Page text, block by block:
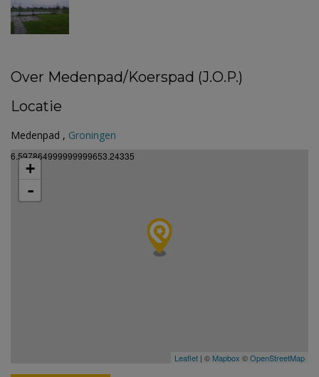
Over Medenpad/Koerspad (J.O.P.)
Locatie
Medenpad , Groningen
6.597864999999999653.24335
+
-
Leaflet | © Mapbox ©OpenStreetMap